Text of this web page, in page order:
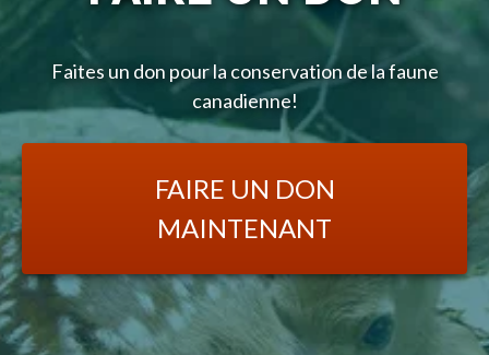
Faites un don pour la conservation de la faune
canadienne!
FAIRE UN DON
MAINTENANT